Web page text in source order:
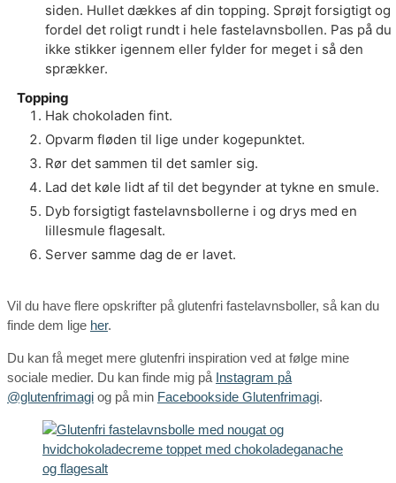
siden. Hullet dækkes af din topping. Sprøjt forsigtigt og
fordel det roligt rundt i hele fastelavnsbollen. Pas på du
ikke stikker igennem eller fylder for meget i så den
sprækker.
Topping
Hak chokoladen fint.
Opvarm fløden til lige under kogepunktet.
Rør det sammen til det samler sig.
Lad det køle lidt af til det begynder at tykne en smule.
Dyb forsigtigt fastelavnsbollerne i og drys med en
lillesmule flagesalt.
Server samme dag de er lavet.
Vil du have flere opskrifter på glutenfri fastelavnsboller, så kan du
finde dem lige her.
Du kan få meget mere glutenfri inspiration ved at følge mine
sociale medier. Du kan finde mig på Instagram på
@glutenfrimagi og på min Facebookside Glutenfrimagi.